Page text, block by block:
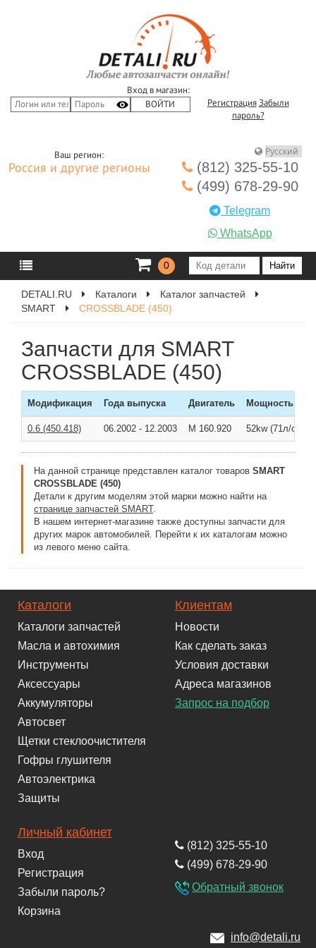
Вход в магазин:
Регистрация Забыли
пароль?
Ваш регион:
Россия и другие регионы
(812) 325-55-10
(499) 678-29-90
Telegram
WhatsApp
0
DETALI.RU Каталоги
Каталог запчастей
SMART
CROSSBLADE (450)
Запчасти для SMART
CROSSBLADE (450)
Модификация Года выпуска Двигатель Мощность
0.6 (450.418) 06.2002 - 12.2003 M 160.920 52kw (71л/с )
На данной странице представлен каталог товаров SMART
CROSSBLADE (450)
Детали к другим моделям этой марки можно найти на
странице запчастей SMART.
В нашем интернет-магазине также доступны запчасти для
других марок автомобилей. Перейти к их каталогам можно
из левого меню сайта.
Каталоги
Каталоги запчастей
Масла и автохимия
Инструменты
Аксессуары
Аккумуляторы
Автосвет
Щетки стеклоочистителя
Гофры глушителя
Автоэлектрика
Защиты
Клиентам
Новости
Как сделать заказ
Условия доставки
Адреса магазинов
Запрос на подбор
Личный кабинет
Вход
Регистрация
Забыли пароль?
Корзина
(812) 325-55-10
(499) 678-29-90
Обратный звонок
info@detali.ru